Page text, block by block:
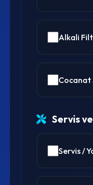
Alkali
Cocanat
Servis
Servis /